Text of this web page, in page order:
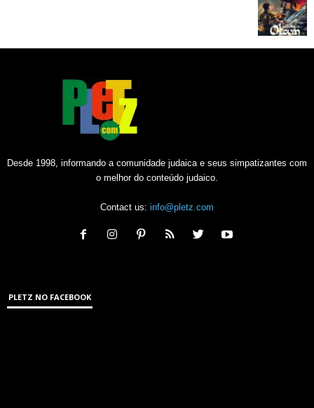
Desde 1998, informando a comunidade judaica e seus simpatizantes com
o melhor do conteúdo judaico.
Contact us: info@pletz.com
PLETZ NO FACEBOOK